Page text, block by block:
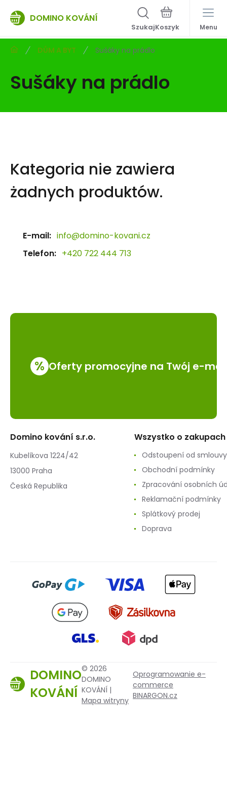
DOMINO KOVÁNÍ
Szukaj Menu
DŮM A BYT Sušáky na prádlo
Sušáky na prádlo
Kategoria nie zawiera
żadnych produktów.
E-mail: info@domino-kovani.cz
Telefon: +420 722 444 713
% Oferty promocyjne na Twój e-mail
Domino kování s.r.o.
Kubelíkova 1224/42
13000 Praha
Česká Republika
Wszystko o zakupach
Odstoupení od smlouvy
Obchodní podmínky
Zpracování osobních
Reklamační podmínky
Splátkový prodej
Doprava
DOMINO
KOVÁNÍ
© 2026
DOMINO
KOVÁNÍ |
Mapa witryny
Oprogramowanie e-
commerce
BINARGON.cz